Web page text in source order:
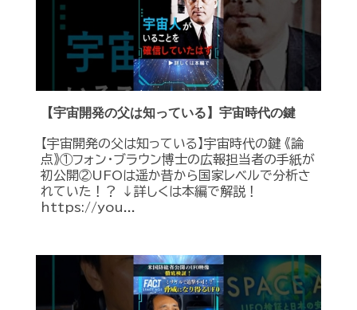
【宇宙開発の父は知っている】宇宙時代の鍵
【宇宙開発の父は知っている】宇宙時代の鍵 《論
点》①フォン・ブラウン博士の広報担当者の手紙が
初公開②UFOは遥か昔から国家レベルで分析さ
れていた！？ ↓詳しくは本編で解説！
https://you...